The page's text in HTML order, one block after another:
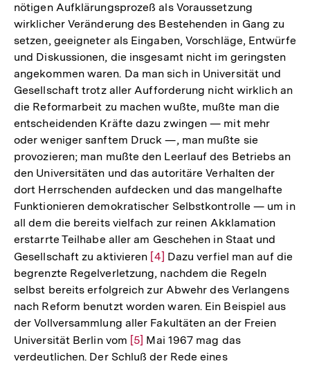
nötigen Aufklärungsprozeß als Voraussetzung
wirklicher Veränderung des Bestehenden in Gang zu
setzen, geeigneter als Eingaben, Vorschläge, Entwürfe
und Diskussionen, die insgesamt nicht im geringsten
angekommen waren. Da man sich in Universität und
Gesellschaft trotz aller Aufforderung nicht wirklich an
die Reformarbeit zu machen wußte, mußte man die
entscheidenden Kräfte dazu zwingen — mit mehr
oder weniger sanftem Druck —, man mußte sie
provozieren; man mußte den Leerlauf des Betriebs an
den Universitäten und das autoritäre Verhalten der
dort Herrschenden aufdecken und das mangelhafte
Funktionieren demokratischer Selbstkontrolle — um in
all dem die bereits vielfach zur reinen Akklamation
erstarrte Teilhabe aller am Geschehen in Staat und
Gesellschaft zu aktivieren Zur
Auflösung
der
Fußnote
[4] Dazu verfiel man auf die
begrenzte Regelverletzung, nachdem die Regeln
selbst bereits erfolgreich zur Abwehr des Verlangens
nach Reform benutzt worden waren. Ein Beispiel aus
der Vollversammlung aller Fakultäten an der Freien
Universität Berlin vom Zur
Auflösung
[5] Mai 1967 mag das
verdeutlichen. Der Schluß der Rede eines